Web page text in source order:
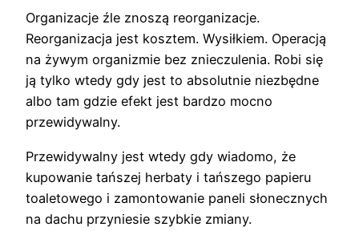
Organizacje źle znoszą reorganizacje.
Reorganizacja jest kosztem. Wysiłkiem. Operacją
na żywym organizmie bez znieczulenia. Robi się
ją tylko wtedy gdy jest to absolutnie niezbędne
albo tam gdzie efekt jest bardzo mocno
przewidywalny.
Przewidywalny jest wtedy gdy wiadomo, że
kupowanie tańszej herbaty i tańszego papieru
toaletowego i zamontowanie paneli słonecznych
na dachu przyniesie szybkie zmiany.